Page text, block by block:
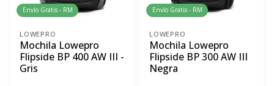
Envío Gratis - RM
LOWEPRO
Mochila Lowepro
Flipside BP 400 AW III -
Gris
Envío Gratis - RM
LOWEPRO
Mochila Lowepro
Flipside BP 300 AW III
Negra